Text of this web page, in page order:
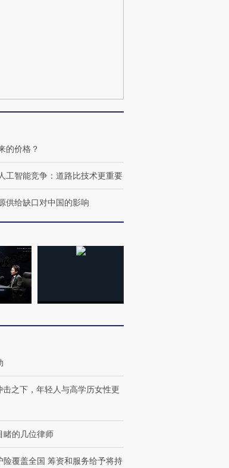
视线｜被称为“蟑螂”的印
视线｜“入侵”还是“人道危
的价格？
工智能竞争：道路比技术更重要
供给缺口对中国的影响
击之下，年轻人与高学历女性更
睹的几位律师
险覆盖全国 筹资和服务给予将持